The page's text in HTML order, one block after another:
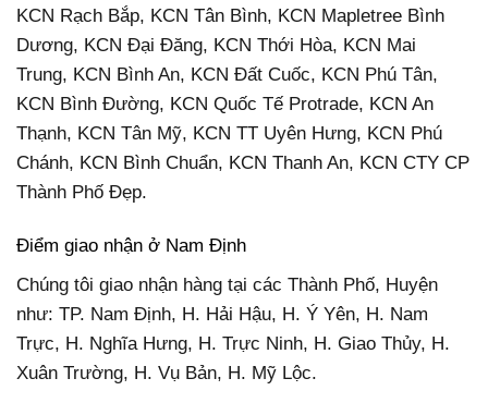
KCN Rạch Bắp, KCN Tân Bình, KCN Mapletree Bình
Dương, KCN Đại Đăng, KCN Thới Hòa, KCN Mai
Trung, KCN Bình An, KCN Đất Cuốc, KCN Phú Tân,
KCN Bình Đường, KCN Quốc Tế Protrade, KCN An
Thạnh, KCN Tân Mỹ, KCN TT Uyên Hưng, KCN Phú
Chánh, KCN Bình Chuẩn, KCN Thanh An, KCN CTY CP
Thành Phố Đẹp.
Điểm giao nhận ở Nam Định
Chúng tôi giao nhận hàng tại các Thành Phố, Huyện
như: TP. Nam Định, H. Hải Hậu, H. Ý Yên, H. Nam
Trực, H. Nghĩa Hưng, H. Trực Ninh, H. Giao Thủy, H.
Xuân Trường, H. Vụ Bản, H. Mỹ Lộc.